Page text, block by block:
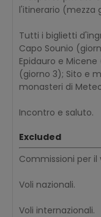
l'itinerario (mezza
Tutti i biglietti
Capo Sounio
Epidauro e
(giorno 3); Sito e
monasteri di
Incontro e saluto.
Excluded
Commissioni per il
Voli nazionali.
Voli internazionali.